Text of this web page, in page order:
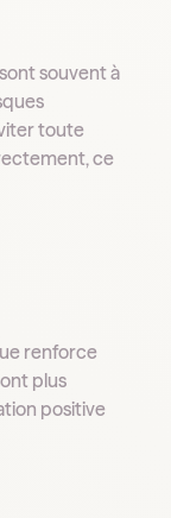
souvent à
toute
ce
renforce
plus
positive